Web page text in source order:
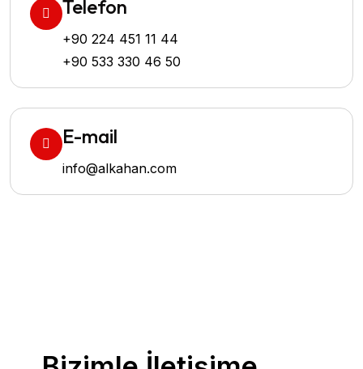
Telefon
+90 224 451 11 44
+90 533 330 46 50
E-mail
info@alkahan.com